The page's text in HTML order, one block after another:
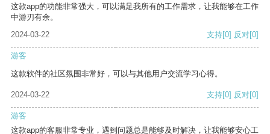
这款app的功能非常强大，可以满足我所有的工作需求，让我能够在工作
中游刃有余。
2024-03-22
支持[0] 反对[0]
游客
这款软件的社区氛围非常好，可以与其他用户交流学习心得。
2024-03-22 支持[0] 反对[0]
游客
这款app的客服非常专业，遇到问题总是能够及时解决，让我能够安心工